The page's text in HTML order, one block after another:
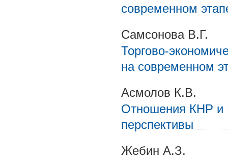
современном
Самсонова В.Г.
Торгово-
на современном
Асмолов К.В.
Отношения КНР и
перспективы
Жебин А.З.